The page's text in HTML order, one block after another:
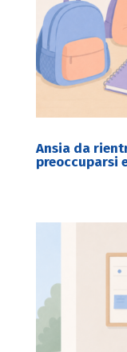
Ansia da
preoccuparsi